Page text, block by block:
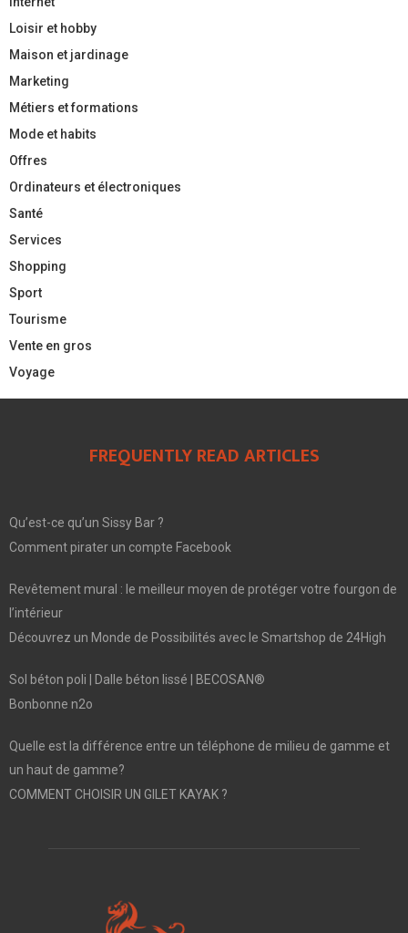
Loisir et hobby
Maison et jardinage
Marketing
Métiers et formations
Mode et habits
Offres
Ordinateurs et électroniques
Santé
Services
Shopping
Sport
Tourisme
Vente en gros
Voyage
FREQUENTLY READ ARTICLES
Qu’est-ce qu’un Sissy Bar ?
Comment pirater un compte Facebook
Revêtement mural : le meilleur moyen de protéger votre fourgon de
l’intérieur
Découvrez un Monde de Possibilités avec le Smartshop de 24High
Sol béton poli | Dalle béton lissé | BECOSAN®
Bonbonne n2o
Quelle est la différence entre un téléphone de milieu de gamme et
un haut de gamme?
COMMENT CHOISIR UN GILET KAYAK ?